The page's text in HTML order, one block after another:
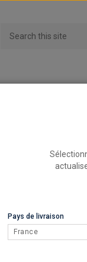
Pays de livraison
France